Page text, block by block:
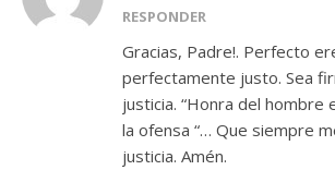
RESPONDER
Gracias, Padre!. Perfecto
perfectamente justo. Sea
justicia. “Honra del hombre
la ofensa “… Que siempre
justicia. Amén.